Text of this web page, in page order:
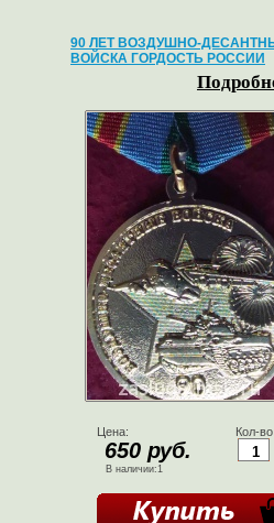
90 ЛЕТ ВОЗДУШНО-
ВОЙСКА ГОРДОСТЬ РОССИИ
Цена:
650 руб.
В наличии:1
Кол-